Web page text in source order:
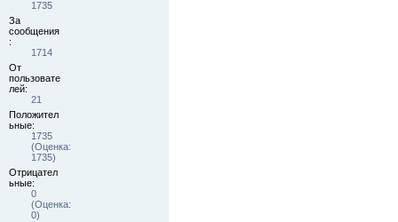
1735
За
сообщения
:
1714
От
пользовате
лей:
21
Положител
ьные:
1735
(Оценка:
1735)
Отрицател
ьные:
0
(Оценка:
0)